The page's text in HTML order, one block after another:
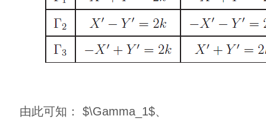
由此可知： $\Gamma_1$、